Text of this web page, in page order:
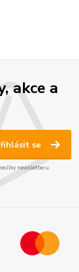
akce a
se
newsletteru.